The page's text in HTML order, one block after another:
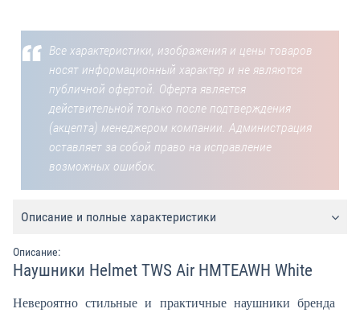
Все характеристики, изображения и цены товаров
носят информационный характер и не являются
публичной офертой. Оферта является
действительной только после подтверждения
(акцепта) менеджером компании. Администрация
оставляет за собой право на исправление
возможных ошибок.
Описание и полные характеристики
Описание:
Наушники Helmet TWS Air HMTEAWH White
Невероятно стильные и практичные наушники бренда